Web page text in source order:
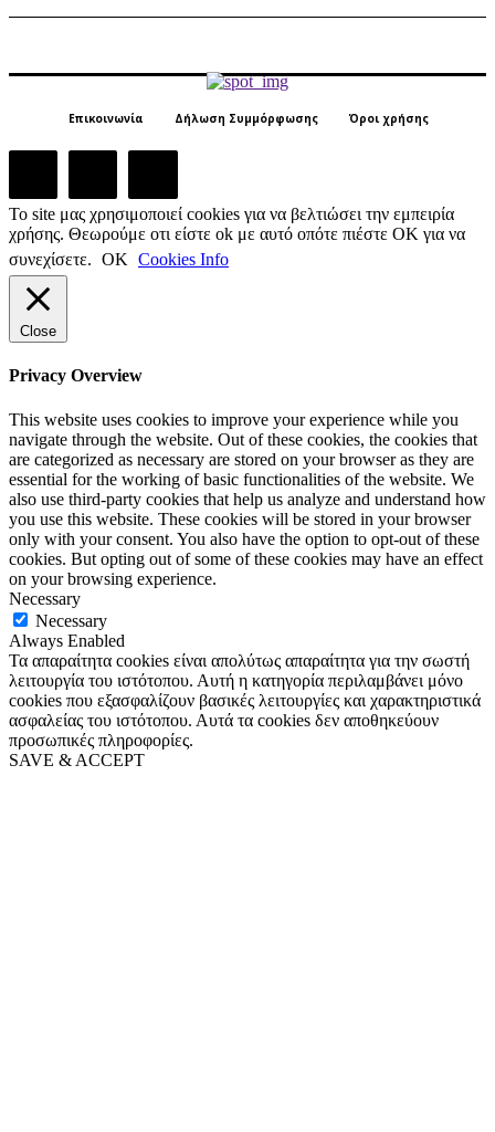
Επικοινωνία Δήλωση Συμμόρφωσης Όροι χρήσης
Το site μας χρησιμοποιεί cookies για να βελτιώσει την εμπειρία
χρήσης. Θεωρούμε οτι είστε ok με αυτό οπότε πιέστε ΟΚ για να
συνεχίσετε. ΟΚ Cookies Info
Close
Privacy Overview
This website uses cookies to improve your experience while you
navigate through the website. Out of these cookies, the cookies that
are categorized as necessary are stored on your browser as they are
essential for the working of basic functionalities of the website. We
also use third-party cookies that help us analyze and understand how
you use this website. These cookies will be stored in your browser
only with your consent. You also have the option to opt-out of these
cookies. But opting out of some of these cookies may have an effect
on your browsing experience.
Necessary
Necessary
Always Enabled
Τα απαραίτητα cookies είναι απολύτως απαραίτητα για την σωστή
λειτουργία του ιστότοπου. Αυτή η κατηγορία περιλαμβάνει μόνο
cookies που εξασφαλίζουν βασικές λειτουργίες και χαρακτηριστικά
ασφαλείας του ιστότοπου. Αυτά τα cookies δεν αποθηκεύουν
προσωπικές πληροφορίες.
SAVE & ACCEPT